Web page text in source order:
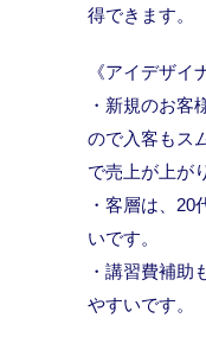
得できます。
《アイデザイ
・新規のお客
ので入客もス
で売上が上が
・客層は、20
いです。
・講習費補助
やすいです。